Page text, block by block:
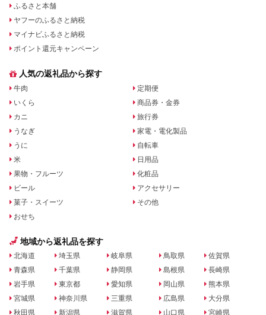
ふるさと本舗
ヤフーのふるさと納税
マイナビふるさと納税
ポイント還元キャンペーン
人気の返礼品から探す
牛肉
いくら
カニ
うなぎ
うに
米
果物・フルーツ
ビール
菓子・スイーツ
おせち
定期便
商品券・金券
旅行券
家電・電化製品
自転車
日用品
化粧品
アクセサリー
その他
地域から返礼品を探す
北海道
青森県
岩手県
宮城県
秋田県
埼玉県
千葉県
東京都
神奈川県
新潟県
岐阜県
静岡県
愛知県
三重県
滋賀県
鳥取県
島根県
岡山県
広島県
山口県
佐賀県
長崎県
熊本県
大分県
宮崎県